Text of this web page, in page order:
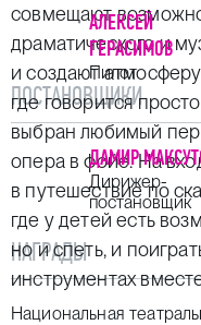
совмещают
драматического и
и создают
где говорится
выбран любимый
опера в фойе. На
в путешествие по
где у детей есть
но и спеть, и
инструментах
АЛЕКСЕЙ
ГЕРАСИМОВ
Пилот
ПОСТАНОВЩИКИ
ДАМИР
Дирижер-
постановщик
НАГРАДЫ
Национальная